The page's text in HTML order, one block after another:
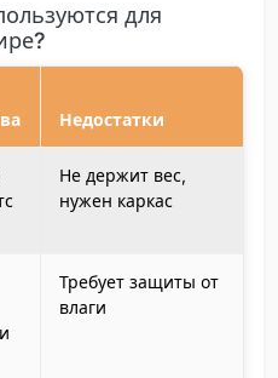
для
Недостатки
Не держит вес,
нужен каркас
Требует защиты от
влаги